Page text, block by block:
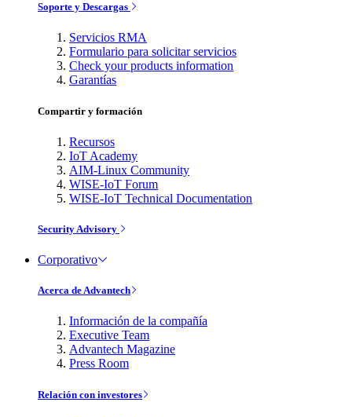
Soporte y Descargas
Servicios RMA
Formulario para solicitar servicios
Check your products information
Garantías
Compartir y formación
Recursos
IoT Academy
AIM-Linux Community
WISE-IoT Forum
WISE-IoT Technical Documentation
Security Advisory
Corporativo
Acerca de Advantech
Información de la compañía
Executive Team
Advantech Magazine
Press Room
Relación con investores